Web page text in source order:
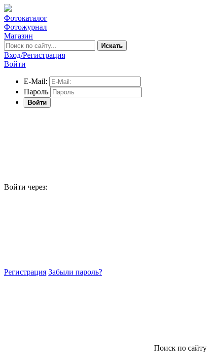
Фотокаталог
Фотожурнал
Магазин
Искать
Вход/Регистрация
Войти
E-Mail:
Пароль
Войти
Войти через:
Регистрация Забыли пароль?
Поиск по сайту